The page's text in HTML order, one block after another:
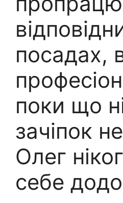
посадах,
поки що
зачіпок
Олег
себе